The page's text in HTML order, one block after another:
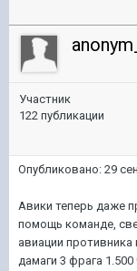
Участник
122 публикации
Опубликовано: 29
Авики теперь даже
помощь команде,
авиации противника
дамаги 3 фрага